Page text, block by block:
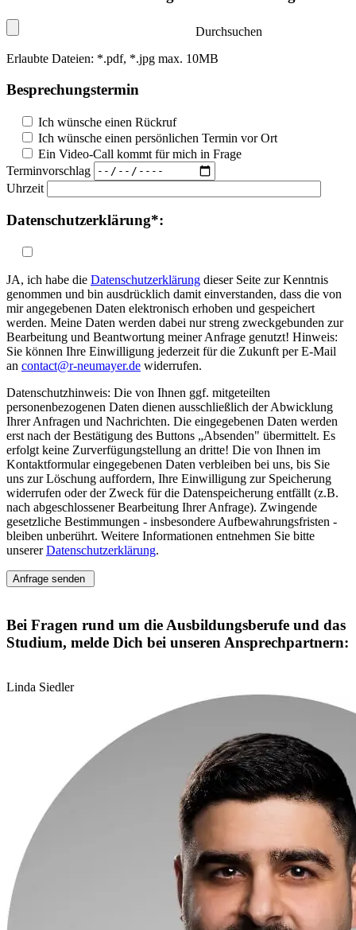
Durchsuchen
Erlaubte Dateien: *.pdf, *.jpg max. 10MB
Besprechungstermin
Ich wünsche einen Rückruf
Ich wünsche einen persönlichen Termin vor Ort
Ein Video-Call kommt für mich in Frage
Terminvorschlag
Uhrzeit
Datenschutzerklärung*:
JA, ich habe die Datenschutzerklärung dieser Seite zur Kenntnis
genommen und bin ausdrücklich damit einverstanden, dass die von
mir angegebenen Daten elektronisch erhoben und gespeichert
werden. Meine Daten werden dabei nur streng zweckgebunden zur
Bearbeitung und Beantwortung meiner Anfrage genutzt! Hinweis:
Sie können Ihre Einwilligung jederzeit für die Zukunft per E-Mail
an contact@r-neumayer.de widerrufen.
Datenschutzhinweis: Die von Ihnen ggf. mitgeteilten
personenbezogenen Daten dienen ausschließlich der Abwicklung
Ihrer Anfragen und Nachrichten. Die eingegebenen Daten werden
erst nach der Bestätigung des Buttons „Absenden" übermittelt. Es
erfolgt keine Zurverfügungstellung an dritte! Die von Ihnen im
Kontaktformular eingegebenen Daten verbleiben bei uns, bis Sie
uns zur Löschung auffordern, Ihre Einwilligung zur Speicherung
widerrufen oder der Zweck für die Datenspeicherung entfällt (z.B.
nach abgeschlossener Bearbeitung Ihrer Anfrage). Zwingende
gesetzliche Bestimmungen - insbesondere Aufbewahrungsfristen -
bleiben unberührt. Weitere Informationen entnehmen Sie bitte
unsererDatenschutzerklärung.
Anfrage senden
Bei Fragen rund um die Ausbildungsberufe und das
Studium, melde Dich bei unseren Ansprechpartnern:
Linda Siedler